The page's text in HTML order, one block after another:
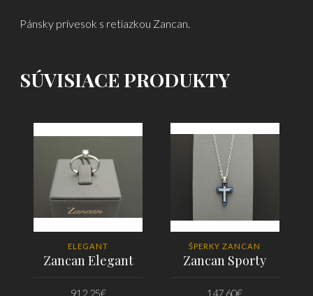
Pánsky prívesok s retiazkou Zancan.
SÚVISIACE PRODUKTY
ELEGANT
Zancan Elegant
912.25€
ŠPERKY ZANCAN
Zancan Sporty
147.60€